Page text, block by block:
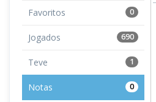
Favoritos 0
Jogados 690
Teve 1
Notas 0